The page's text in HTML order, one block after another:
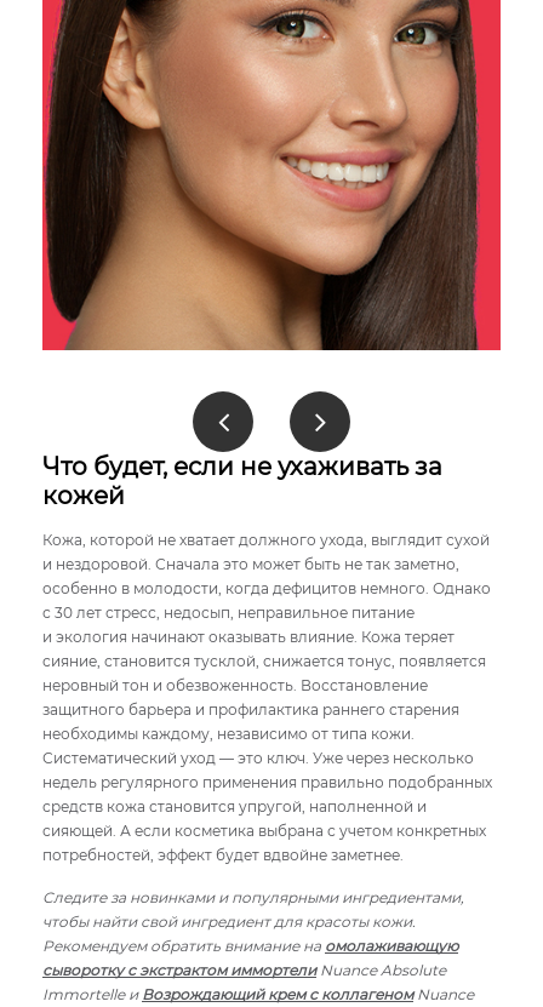
Что будет, если не ухаживать за
кожей
Кожа, которой не хватает должного ухода, выглядит сухой
и нездоровой. Сначала это может быть не так заметно,
особенно в молодости, когда дефицитов немного. Однако
с 30 лет стресс, недосып, неправильное питание
и экология начинают оказывать влияние. Кожа теряет
сияние, становится тусклой, снижается тонус, появляется
неровный тон и обезвоженность. Восстановление
защитного барьера и профилактика раннего старения
необходимы каждому, независимо от типа кожи.
Систематический уход — это ключ. Уже через несколько
недель регулярного применения правильно подобранных
средств кожа становится упругой, наполненной и
сияющей. А если косметика выбрана с учетом конкретных
потребностей, эффект будет вдвойне заметнее.
Следите за новинками и популярными ингредиентами,
чтобы найти свой ингредиент для красоты кожи.
Рекомендуем обратить внимание на омолаживающую
сыворотку с экстрактом иммортелиNuance Absolute
Immortelle и Возрождающий крем с коллагеномNuance